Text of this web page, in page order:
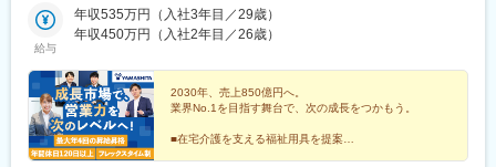
■働き方
※マンスリーレンタカーを借りて移動
・宿泊を伴う出張あり
※月に1~4回（ある程度は自分の裁量でコントロールできます）／
ほとんどが1泊2日程度です。
城県（水戸市）・栃木県（宇都宮市／足利市）・群馬県（前橋
市）■東海■・愛知県（名古屋市／豊田市／豊橋市／小牧市）・静
阜市）・三重県（四日市市）■信越・北陸■・長野県（長野市）・
山梨県（甲府市）・石川県（金沢市）・富山県（富山市）・福井
県（福井市）■関西■・大阪府・兵庫県（神戸市／尼崎市／姫路
市）・京都府（京都市）・奈良県（奈良市／天理市）・滋賀県
（大津市／彦根市）・和歌山県（和歌山市／田辺市）■中国■・広
調布駅、田無駅、新横浜駅、上大岡駅、二俣川駅、武蔵新城駅、
鷺沼駅、湘南深沢駅、淵野辺駅、南林間駅、南浦和駅、大宮駅(埼
駅、おゆみ野駅、市川駅、動物公園駅、常陸青柳駅、駅東公園前
駅、足利駅、前橋大島駅、黄金駅(愛知県)、黒川駅(愛知県)、笠寺
駅、本山駅(愛知県)、土橋駅(愛知県)、市役所前駅(愛知県)、岩倉
駅(愛知県)、静岡駅、大岡駅(静岡県)、富士駅、藤枝駅、天竜川
駅、細畑駅、中川原駅、安茂里駅、酒折駅、西金沢駅、南富山
給与
年収535万円（入社3年目／29歳）
年収450万円（入社2年目／26歳）
2030年、売上850億円へ。
業界No.1を目指す舞台で、次の成長をつかもう。
■在宅介護を支える福祉用具を提案